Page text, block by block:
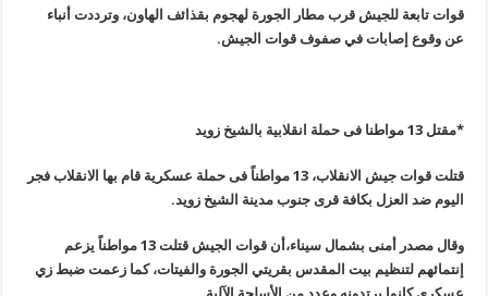
قوات تابعة للجيش قرب مطار الجورة لهجوم بقذائف الهاون، وترددت أنباء
عن وقوع إصابات في صفوف قوات الجيش.
*مقتل 13 مواطنا فى حملة انقلابية بالشيخ زويد
قتلت قوات جيش الانقلاب، 13 مواطناً فى حملة عسكرية قام بها الانقلاب فجر
اليوم ضد العزل بكافة قرى جنوب مدينة الشيخ زويد.
وقال مصدر أمنى بشمال سيناء،أن قوات الجيش قتلت 13 مواطناً يزعم
إنتمائهم لتنظيم بيت المقدس بقريتي الجورة والفيتات، كما زعمت ضبط زي